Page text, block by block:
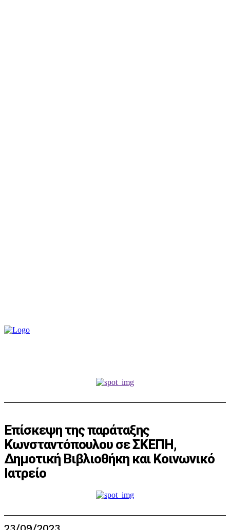
Επίσκεψη της παράταξης
Κωνσταντόπουλου σε ΣΚΕΠΗ,
Δημοτική Βιβλιοθήκη και Κοινωνικό
Ιατρείο